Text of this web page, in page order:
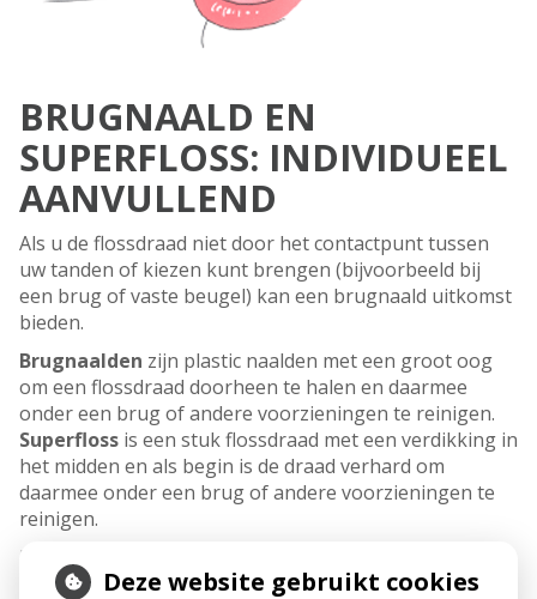
BRUGNAALD EN
SUPERFLOSS: INDIVIDUEEL
AANVULLEND
Als u de flossdraad niet door het contactpunt tussen
uw tanden of kiezen kunt brengen (bijvoorbeeld bij
een brug of vaste beugel) kan een brugnaald uitkomst
bieden.
Brugnaalden zijn plastic naalden met een groot oog
om een flossdraad doorheen te halen en daarmee
onder een brug of andere voorzieningen te reinigen.
Superfloss is een stuk flossdraad met een verdikking in
het midden en als begin is de draad verhard om
daarmee onder een brug of andere voorzieningen te
reinigen.
Let op: verkeerd gebruik van hulpmiddelen bij de
mondhygiëne kan schade veroorzaken aan tanden en
Deze website gebruikt cookies